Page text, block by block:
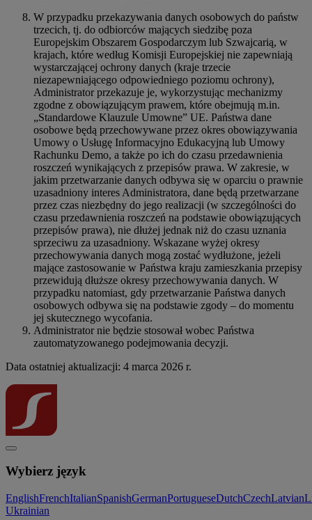
W przypadku przekazywania danych osobowych do państw
trzecich, tj. do odbiorców mających siedzibę poza
Europejskim Obszarem Gospodarczym lub Szwajcarią, w
krajach, które według Komisji Europejskiej nie zapewniają
wystarczającej ochrony danych (kraje trzecie
niezapewniającego odpowiedniego poziomu ochrony),
Administrator przekazuje je, wykorzystując mechanizmy
zgodne z obowiązującym prawem, które obejmują m.in.
„Standardowe Klauzule Umowne” UE. Państwa dane
osobowe będą przechowywane przez okres obowiązywania
Umowy o Usługę Informacyjno Edukacyjną lub Umowy
Rachunku Demo, a także po ich do czasu przedawnienia
roszczeń wynikających z przepisów prawa. W zakresie, w
jakim przetwarzanie danych odbywa się w oparciu o prawnie
uzasadniony interes Administratora, dane będą przetwarzane
przez czas niezbędny do jego realizacji (w szczególności do
czasu przedawnienia roszczeń na podstawie obowiązujących
przepisów prawa), nie dłużej jednak niż do czasu uznania
sprzeciwu za uzasadniony. Wskazane wyżej okresy
przechowywania danych mogą zostać wydłużone, jeżeli
mające zastosowanie w Państwa kraju zamieszkania przepisy
przewidują dłuższe okresy przechowywania danych. W
przypadku natomiast, gdy przetwarzanie Państwa danych
osobowych odbywa się na podstawie zgody – do momentu
jej skutecznego wycofania.
Administrator nie będzie stosował wobec Państwa
zautomatyzowanego podejmowania decyzji.
Data ostatniej aktualizacji: 4 marca 2026 r.
Wybierz język
EnglishFrenchItalianSpanishGermanPortugueseDutchCzechLatvian
Ukrainian